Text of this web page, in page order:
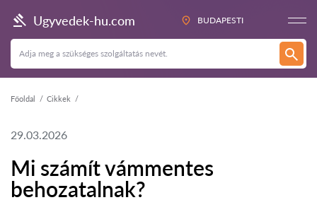
Ugyvedek-hu.com BUDAPESTI
Főoldal Cikkek
29.03.2026
Mi számít vámmentes
behozatalnak?